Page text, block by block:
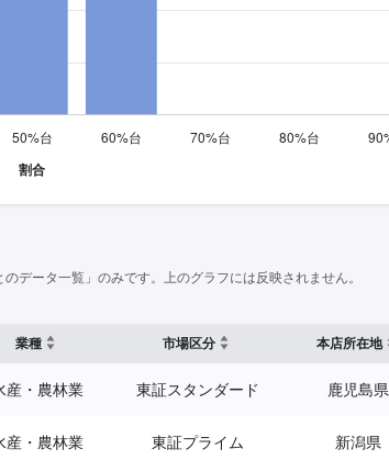
データ一覧」のみです。上のグラフには反映されません。
業種 市場区分 本店所在地
産・農林業 東証スタンダード 鹿児島県
産・農林業 東証プライム 新潟県